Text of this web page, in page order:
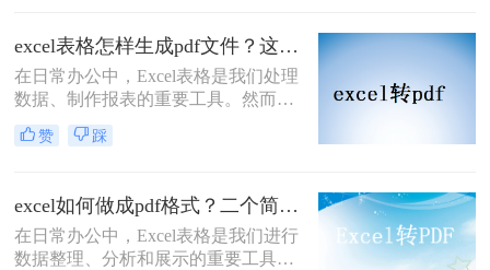
档。那么excel怎么转化成pdf呢？本文
将介绍两种将Excel表格转化为PDF的
实用方法，帮助您轻松实现这一目
标。
excel表格怎样生成pdf文件？这三种方法教你轻松转换！
在日常办公中，Excel表格是我们处理
数据、制作报表的重要工具。然而，
有时我们需要将Excel表格以PDF格式
保存或分享，以确保表格的格式和内
和高清晰度等特点，使得它成为了一
种理想的文件格式。本文将详细介绍
excel表格怎样生成pdf文件，帮助大家
赞 踩
excel如何做成pdf格式？二个简单的方法教大家！
在日常办公中，Excel表格是我们进行
数据整理、分析和展示的重要工具。